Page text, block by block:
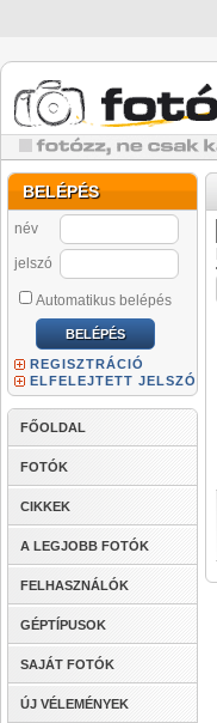
BELÉPÉS
név
jelszó
Automatikus belépés
REGISZTRÁCIÓ
ELFELEJTETT JELSZÓ
FŐOLDAL
FOTÓK
CIKKEK
A LEGJOBB FOTÓK
FELHASZNÁLÓK
GÉPTÍPUSOK
SAJÁT FOTÓK
ÚJ VÉLEMÉNYEK